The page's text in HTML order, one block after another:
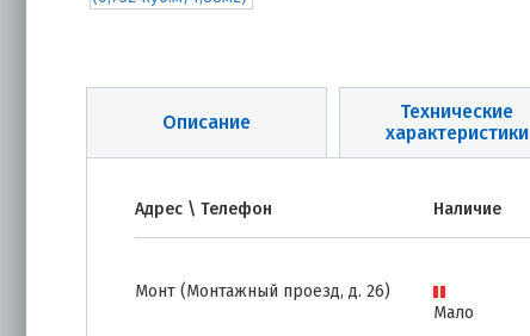
Описание
Технические
характеристики
Адрес \ Телефон Наличие
Монт (Монтажный проезд, д. 26)
Мало